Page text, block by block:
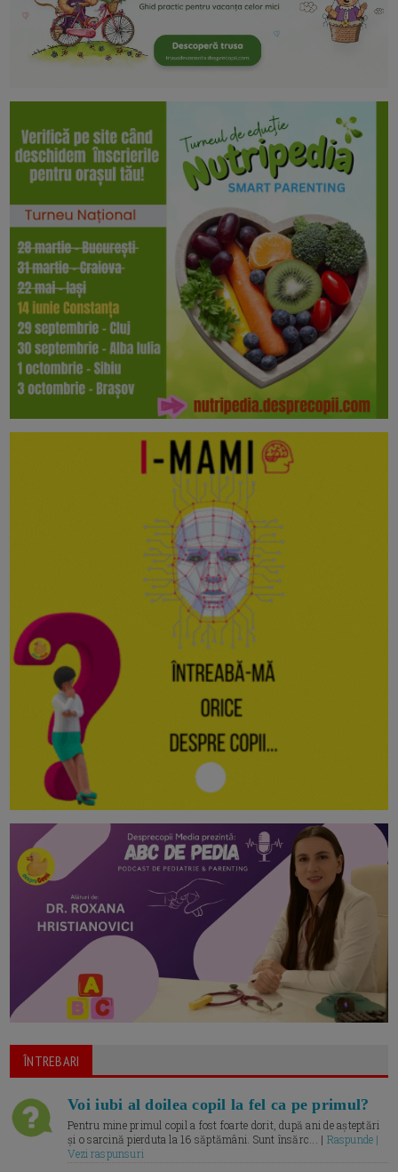
ÎNTREBARI
Voi iubi al doilea copil la fel ca pe primul?
Pentru mine primul copil a fost foarte dorit, după ani de așteptări
și o sarcină pierduta la 16 săptămâni. Sunt însărc... | Raspunde |
Vezi raspunsuri